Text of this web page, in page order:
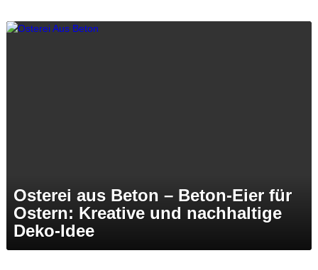
Osterei aus Beton – Beton-Eier für
Ostern: Kreative und nachhaltige
Deko-Idee